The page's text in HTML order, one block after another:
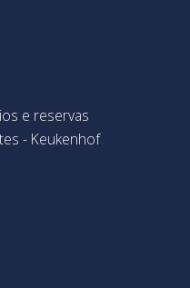
e reservas
- Keukenhof